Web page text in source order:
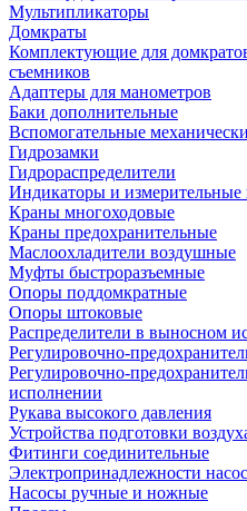
Мультипликаторы
Домкраты
Комплектующие для
съемников
Адаптеры для манометров
Баки дополнительные
Вспомогательные
Гидрозамки
Гидрораспределители
Индикаторы и
Краны многоходовые
Краны предохранительные
Маслоохладители воздушные
Муфты быстроразъемные
Опоры поддомкратные
Опоры штоковые
Распределители в выносном
Регулировочно-
Регулировочно-
исполнении
Рукава высокого давления
Устройства подготовки
Фитинги соединительные
Электропринадлежности
Насосы ручные и ножные